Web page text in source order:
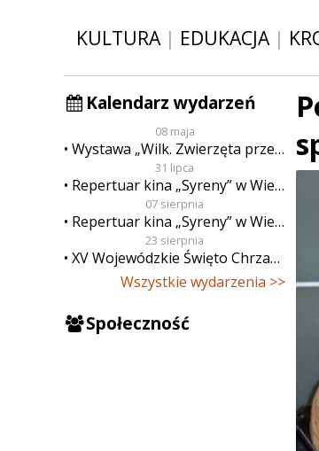
KULTURA| EDUKACJA|
Kalendarz wydarzeń
08 maja
Wystawa „Wilk. Zwierzęta przeklęte”
31 lipca
Repertuar kina „Syreny” w Wieluniu w dn. od 31 lipca do 6 sierpnia
07 sierpnia
Repertuar kina „Syreny” w Wieluniu w dn. od 7 do 13 sierpnia
23 sierpnia
XV Wojewódzkie Święto Chrzanu
Wszystkie wydarzenia >>
Społeczność